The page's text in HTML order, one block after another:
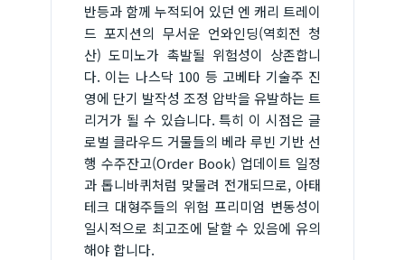
반등과 함께 누적되어 있던 엔 캐리 트레이
드 포지션의 무서운 언와인딩(역회전 청
산) 도미노가 촉발될 위험성이 상존합니
다. 이는 나스닥 100 등 고베타 기술주 진
영에 단기 발작성 조정 압박을 유발하는 트
리거가 될 수 있습니다. 특히 이 시점은 글
로벌 클라우드 거물들의 베라 루빈 기반 선
행 수주잔고(Order Book) 업데이트 일정
과 톱니바퀴처럼 맞물려 전개되므로, 아태
테크 대형주들의 위험 프리미엄 변동성이
일시적으로 최고조에 달할 수 있음에 유의
해야 합니다.